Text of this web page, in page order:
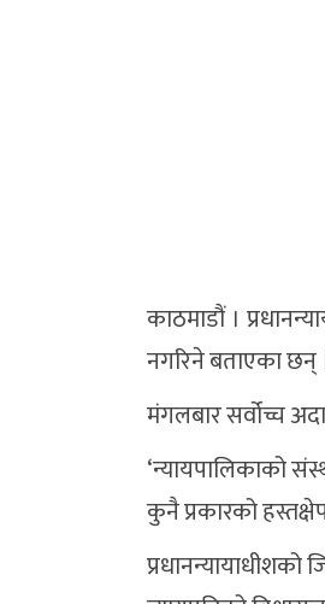
काठमाडौं ।
नगरिने बताएका छन्
मंगलबार सर्वोच्च
‘न्यायपालिकाको
कुनै प्रकारको
प्रधानन्यायाधीशको